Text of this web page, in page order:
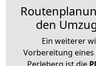
den
Ein weiterer
Vorbereitung